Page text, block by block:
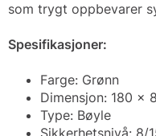
som trygt oppbevarer
Spesifikasjoner:
Farge: Grønn
Dimensjon: 180 x
Type: Bøyle
Sikkerhetsnivå: 8/